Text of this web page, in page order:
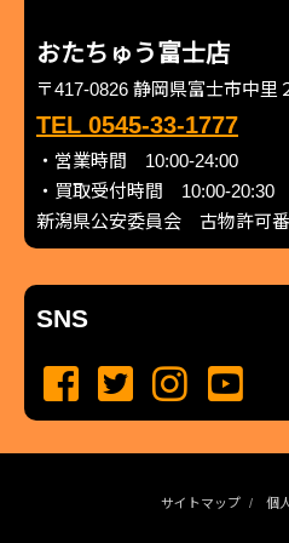
おたちゅう富士店
〒417-0826 静岡県富士市中里
TEL 0545-33-1777
・営業時間 10:00-24:00
・買取受付時間 10:00-20:30
新潟県公安委員会 古物許可
SNS
サイトマップ 個